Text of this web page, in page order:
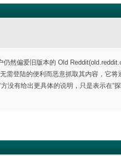
然偏爱旧版本的 Old
需登陆的便利而恶意抓取其内容，它
没有给出更具体的说明，只是表示在“